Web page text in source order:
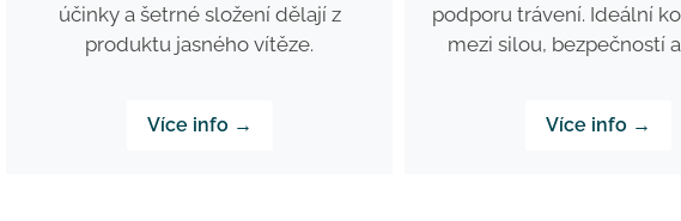
účinky a šetrné složení dělají z
produktu jasného vítěze.
Více info →
podporu trávení. Ideální
mezi silou, bezpečností
Více info →